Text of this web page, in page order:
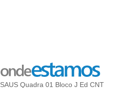
SAUS Quadra 01 Bloco J Ed CNT